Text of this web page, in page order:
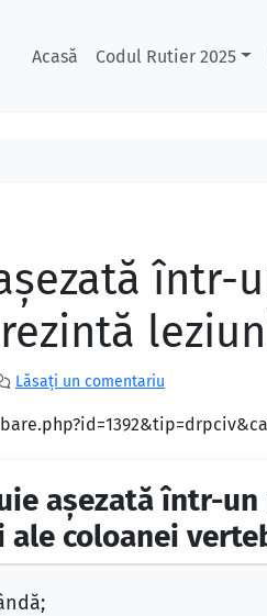
Acasă Codul Rutier 2025
Lăsați un comentariu
aşezată într-
coloanei